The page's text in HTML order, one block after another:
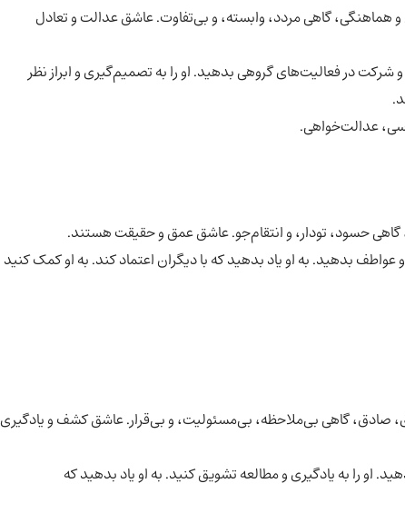
هماهنگی، گاهی مردد، وابسته، و بی‌تفاوت. عاشق عدالت و تعادل
در فعالیت‌های گروهی بدهید. او را به تصمیم‌گیری و ابراز نظر
عدالت‌خواهی.
گاهی حسود، تودار، و انتقام‌جو. عاشق عمق و حقیقت هستند.
بدهید. به او یاد بدهید که با دیگران اعتماد کند. به او کمک کنید
صادق، گاهی بی‌ملاحظه، بی‌مسئولیت، و بی‌قرار. عاشق کشف و یادگیری
او را به یادگیری و مطالعه تشویق کنید. به او یاد بدهید که